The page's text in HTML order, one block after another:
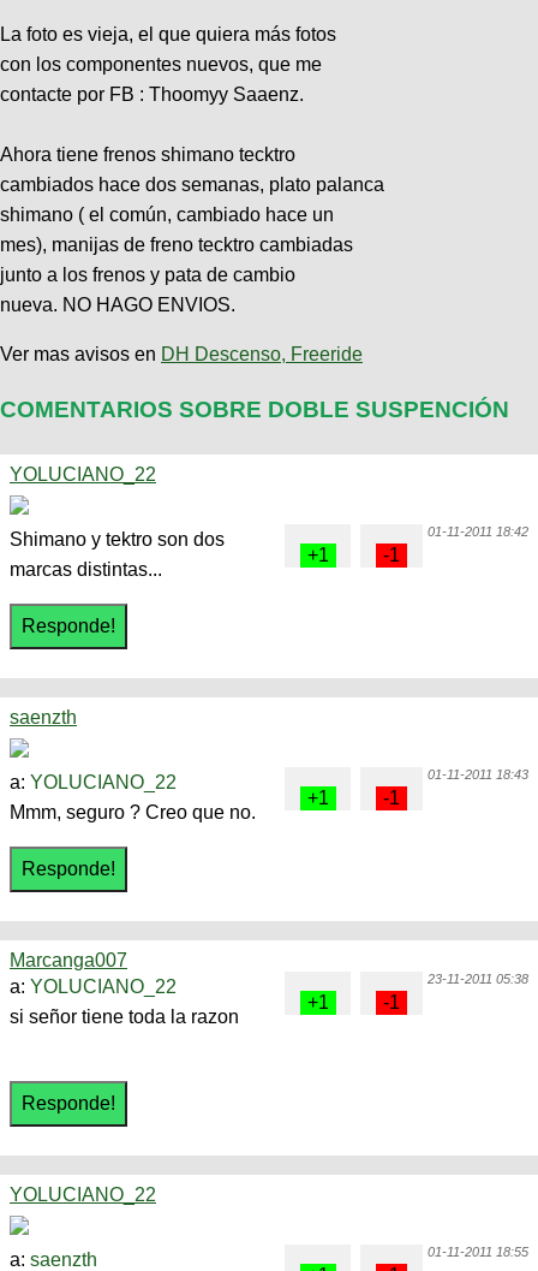
La foto es vieja, el que quiera más fotos
con los componentes nuevos, que me
contacte por FB : Thoomyy Saaenz.
Ahora tiene frenos shimano tecktro
cambiados hace dos semanas, plato palanca
shimano ( el común, cambiado hace un
mes), manijas de freno tecktro cambiadas
junto a los frenos y pata de cambio
nueva. NO HAGO ENVIOS.
Ver mas avisos en DH Descenso, Freeride
COMENTARIOS SOBRE DOBLE SUSPENCIÓN
YOLUCIANO_22
01-11-2011 18:42
Shimano y tektro son dos
marcas distintas...
saenzth
01-11-2011 18:43
a: YOLUCIANO_22
Mmm, seguro ? Creo que no.
Marcanga007
23-11-2011 05:38
a: YOLUCIANO_22
si señor tiene toda la razon
YOLUCIANO_22
01-11-2011 18:55
a: saenzth